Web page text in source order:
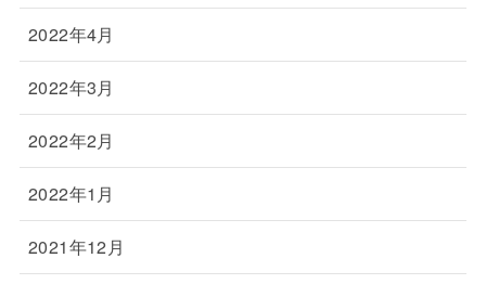
2022年4月
2022年3月
2022年2月
2022年1月
2021年12月